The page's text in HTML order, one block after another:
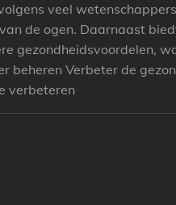
veel
de ogen. Daarnaast
gezondheidsvoordelen,
beheren Verbeter de
verbeteren